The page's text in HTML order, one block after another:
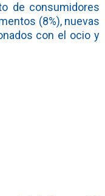
de consumidores
(8%), nuevas
con el ocio y